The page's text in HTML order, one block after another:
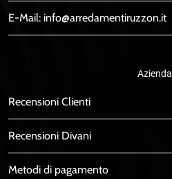
E-Mail: info@arredamentiruzzon.it
Azienda
Recensioni Clienti
Recensioni Divani
Metodi di pagamento